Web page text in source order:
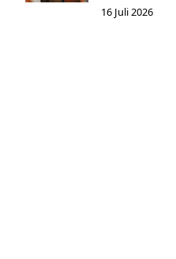
16 Juli 2026